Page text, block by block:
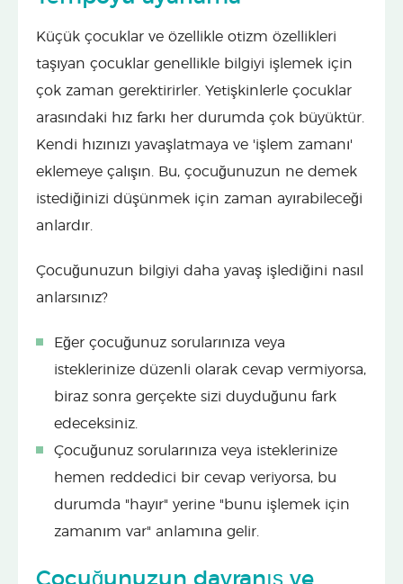
Küçük çocuklar ve özellikle otizm özellikleri
taşıyan çocuklar genellikle bilgiyi işlemek için
çok zaman gerektirirler. Yetişkinlerle çocuklar
arasındaki hız farkı her durumda çok büyüktür.
Kendi hızınızı yavaşlatmaya ve 'işlem zamanı'
eklemeye çalışın. Bu, çocuğunuzun ne demek
istediğinizi düşünmek için zaman ayırabileceği
anlardır.
Çocuğunuzun bilgiyi daha yavaş işlediğini nasıl
anlarsınız?
Eğer çocuğunuz sorularınıza veya
isteklerinize düzenli olarak cevap vermiyorsa,
biraz sonra gerçekte sizi duyduğunu fark
edeceksiniz.
Çocuğunuz sorularınıza veya isteklerinize
hemen reddedici bir cevap veriyorsa, bu
durumda "hayır" yerine "bunu işlemek için
zamanım var" anlamına gelir.
Çocuğunuzun davranış ve